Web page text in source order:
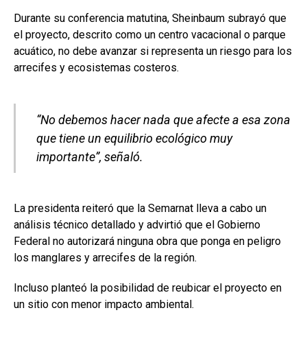
Durante su conferencia matutina, Sheinbaum subrayó que
el proyecto, descrito como un centro vacacional o parque
acuático, no debe avanzar si representa un riesgo para los
arrecifes y ecosistemas costeros.
“No debemos hacer nada que afecte a esa zona
que tiene un equilibrio ecológico muy
importante”, señaló.
La presidenta reiteró que la Semarnat lleva a cabo un
análisis técnico detallado y advirtió que el Gobierno
Federal no autorizará ninguna obra que ponga en peligro
los manglares y arrecifes de la región.
Incluso planteó la posibilidad de reubicar el proyecto en
un sitio con menor impacto ambiental.